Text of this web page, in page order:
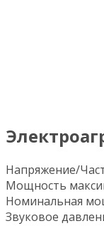
Напряжение/
Мощность
Номинальная
Звуковое